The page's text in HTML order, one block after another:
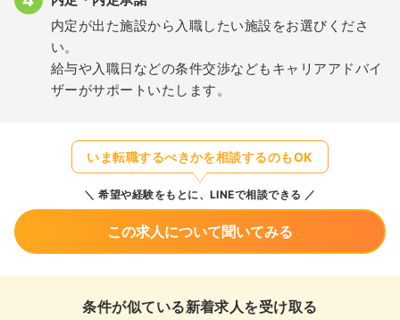
内定が出た施設から入職したい施設をお選びくださ
い。
給与や入職日などの条件交渉などもキャリアアドバイ
ザーがサポートいたします。
いま転職するべきかを相談するのもOK
希望や経験をもとに、LINEで相談できる
この求人について聞いてみる
条件が似ている新着求人を受け取る